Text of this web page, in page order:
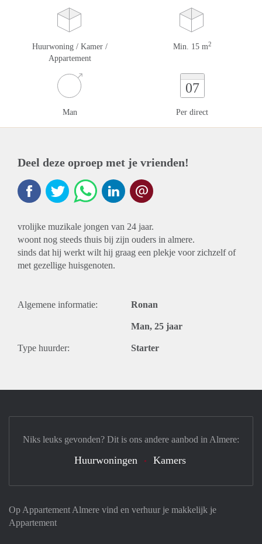
Huurwoning / Kamer /
Appartement
Min. 15 m2
Man
07
Per direct
Deel deze oproep met je vrienden!
vrolijke muzikale jongen van 24 jaar.
woont nog steeds thuis bij zijn ouders in almere.
sinds dat hij werkt wilt hij graag een plekje voor zichzelf of
met gezellige huisgenoten.
Algemene informatie: Ronan
Man, 25 jaar
Type huurder: Starter
Op Appartement Almere vind en verhuur je makkelijk je
Appartement
Niks leuks gevonden? Dit is ons andere aanbod in Almere:
Huurwoningen Kamers